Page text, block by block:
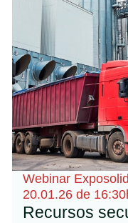
Webinar
20.01.26 de
Recursos